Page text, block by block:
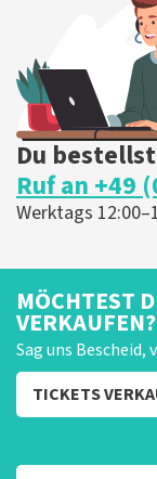
Du
Ruf an +49
Werktags
MÖCHTEST
VERKAUFEN?
Sag uns
TICKETS